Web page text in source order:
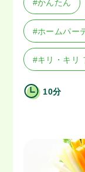
#かんたん
#ホームパー
#キリ・キリ
10分